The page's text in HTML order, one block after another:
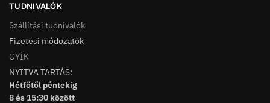
TUDNIVALÓK
Szállítási tudnivalók
Fizetési módozatok
GYÍK
NYITVA TARTÁS:
Hétfőtől péntekig
8 és 15:30 között